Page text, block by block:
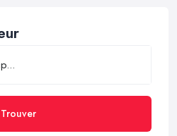
Trouver